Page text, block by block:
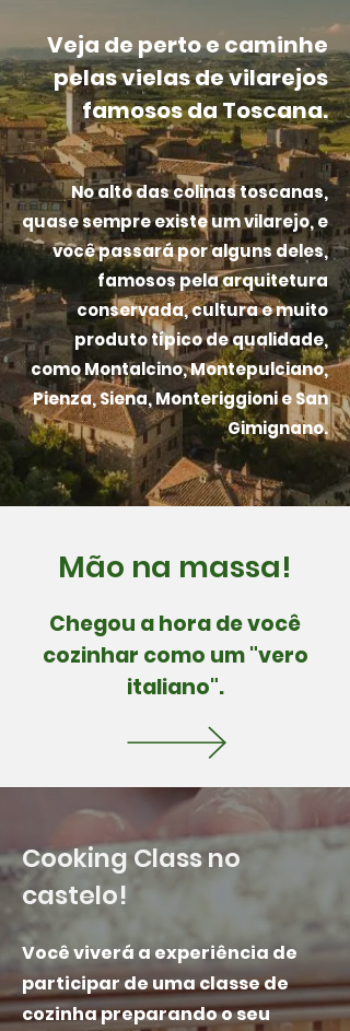
Veja de perto e caminhe
pelas vielas de vilarejos
famosos da Toscana.
No alto das colinas toscanas,
quase sempre existe um vilarejo, e
você passará por alguns deles,
famosos pela arquitetura
conservada, cultura e muito
produto típico de qualidade,
como Montalcino, Montepulciano,
Pienza, Siena, Monteriggioni e San
Gimignano.
Mão na massa!
Chegou a hora de você
cozinhar como um "vero
italiano".
Cooking Class no
castelo!
Você viverá a experiência de
participar de uma classe de
cozinha preparando o seu